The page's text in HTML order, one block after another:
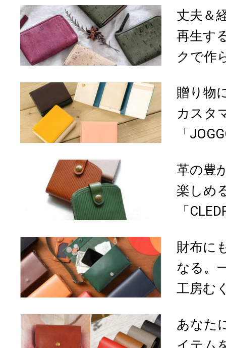
丈夫＆
再生す
クで作
贈り物
カスタ
「
革の豊
楽しめ
「
財布に
なる。
工房む
あなた
イテム